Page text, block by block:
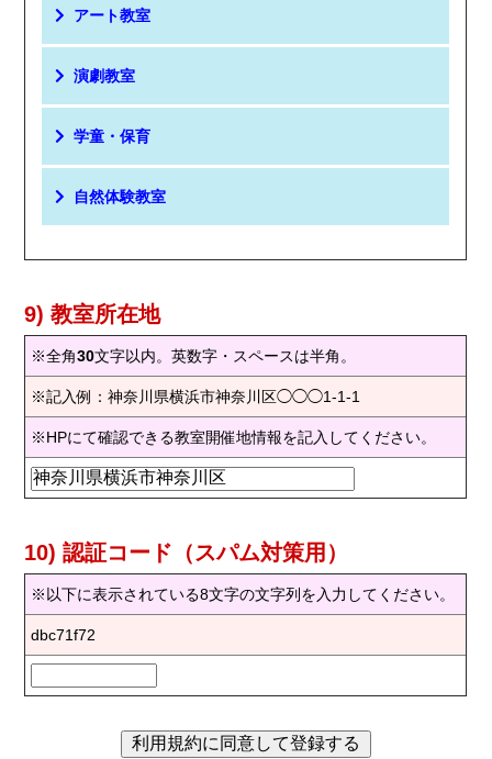
アート教室
演劇教室
学童・保育
自然体験教室
9) 教室所在地
※全角30文字以内。英数字・スペースは半角。
※記入例：神奈川県横浜市神奈川区◯◯◯1-1-1
※HPにて確認できる教室開催地情報を記入してください。
10) 認証コード（スパム対策用）
※以下に表示されている8文字の文字列を入力してください。
dbc71f72